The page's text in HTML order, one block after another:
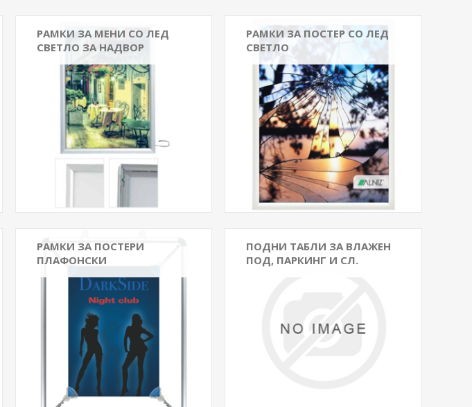
РАМКИ ЗА МЕНИ СО ЛЕД
СВЕТЛО ЗА НАДВОР
РАМКИ ЗА ПОСТЕР СО ЛЕД
СВЕТЛО
РАМКИ ЗА ПОСТЕРИ
ПЛАФОНСКИ
ПОДНИ ТАБЛИ ЗА ВЛАЖЕН
ПОД, ПАРКИНГ И СЛ.